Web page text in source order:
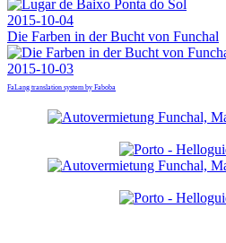
2015-10-04
Die Farben in der Bucht von Funchal
2015-10-03
FaLang translation system by Faboba